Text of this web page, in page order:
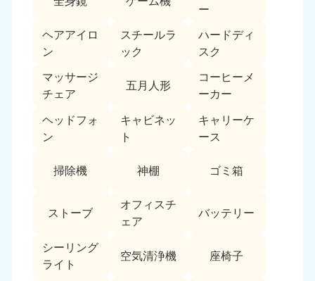
ー
ヘアアイロ
ン
スチールラ
ック
ハードディ
スク
マッサージ
チェア
五月人形
コーヒーメ
ーカー
ヘッドフォ
ン
キャビネッ
ト
キャリーケ
ース
掃除機 神棚 ゴミ箱
ストーブ
オフィスチ
ェア
バッテリー
シーリング
ライト
空気清浄機 座椅子
050-1881-5271
9:00〜19:00 年中無休
関東
050-1881-5265
9:00〜19:00 年中無休
050-1881-5264
9:00〜19:00 年中無休
千葉県
9:00〜19:00 年中無休
埼玉県
9:00〜19:00 年中無休
050-1881-5270
9:00〜19:00 年中無休
050-1881-5269
9:00〜19:00 年中無休